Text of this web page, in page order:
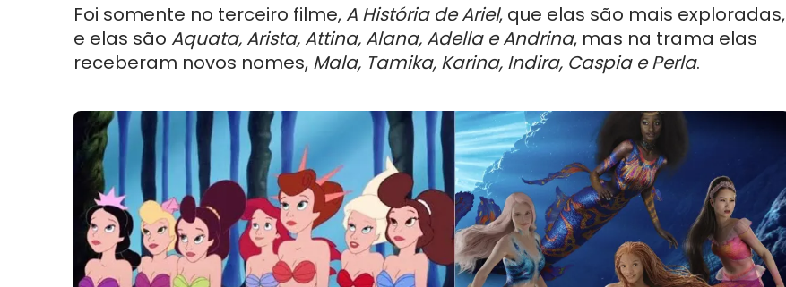
Foi somente no terceiro filme, A História de Ariel, que elas são mais exploradas,
e elas são Aquata, Arista, Attina, Alana, Adella e Andrina, mas na trama elas
receberam novos nomes, Mala, Tamika, Karina, Indira, Caspia e Perla.